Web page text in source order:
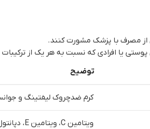
از مصرف با پزشک مشورت کنند.
پوستی یا افرادی که نسبت به هر یک از
توضیح
کرم ضدچروک لیفتینگ و
ویتامین C، ویتامین E، دپانتول، لسیتین سویا، عصاره گیاه پنج انگشت